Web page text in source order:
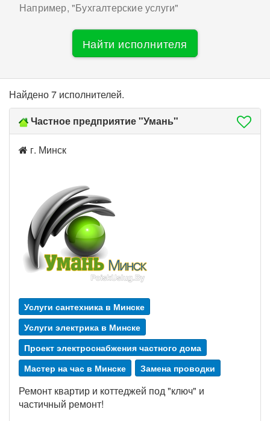
Например, "Бухгалтерские услуги"
Найти исполнителя
Найдено 7 исполнителей.
Частное предприятие "Умань"
г. Минск
Услуги сантехника в Минске
Услуги электрика в Минске
Проект электроснабжения частного дома
Мастер на час в Минске
Замена проводки
Ремонт квартир и коттеджей под "ключ" и
частичный ремонт!